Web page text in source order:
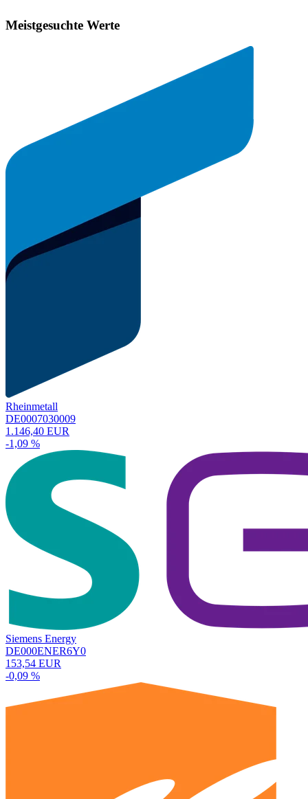
Meistgesuchte Werte
Rheinmetall
DE0007030009
1.146,40 EUR
-1,09 %
Siemens Energy
DE000ENER6Y0
153,54 EUR
-0,09 %